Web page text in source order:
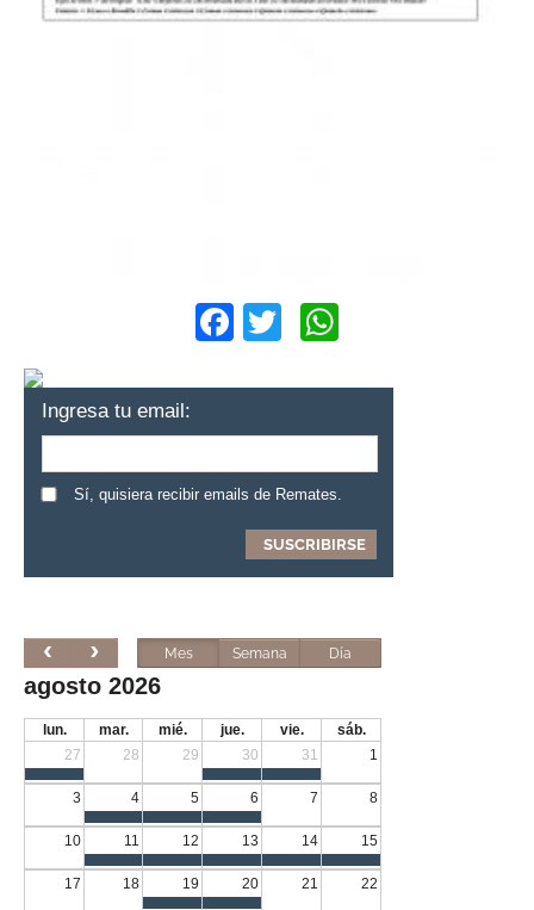
Facebook
Twitter
Ingresa tu email:
Sí, quisiera recibir emails de Remates.
Mes Semana Día
agosto 2026
lun. mar. mié. jue. vie.
sáb.
27
28 29 30 31 1
3 4 5 6 7 8
10 11 12 13 14 15
17 18 19 20 21 22